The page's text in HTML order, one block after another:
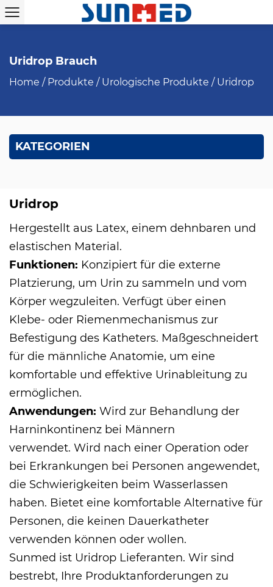
Uridrop Brauch
Home / Produkte / Urologische Produkte / Uridrop
KATEGORIEN
Uridrop
Hergestellt aus Latex, einem dehnbaren und
elastischen Material.
Funktionen: Konzipiert für die externe
Platzierung, um Urin zu sammeln und vom
Körper wegzuleiten. Verfügt über einen
Klebe- oder Riemenmechanismus zur
Befestigung des Katheters. Maßgeschneidert
für die männliche Anatomie, um eine
komfortable und effektive Urinableitung zu
ermöglichen.
Anwendungen: Wird zur Behandlung der
Harninkontinenz bei Männern
verwendet. Wird nach einer Operation oder
bei Erkrankungen bei Personen angewendet,
die Schwierigkeiten beim Wasserlassen
haben. Bietet eine komfortable Alternative für
Personen, die keinen Dauerkatheter
verwenden können oder wollen.
Sunmed ist Uridrop Lieferanten. Wir sind
bestrebt, Ihre Produktanforderungen zu